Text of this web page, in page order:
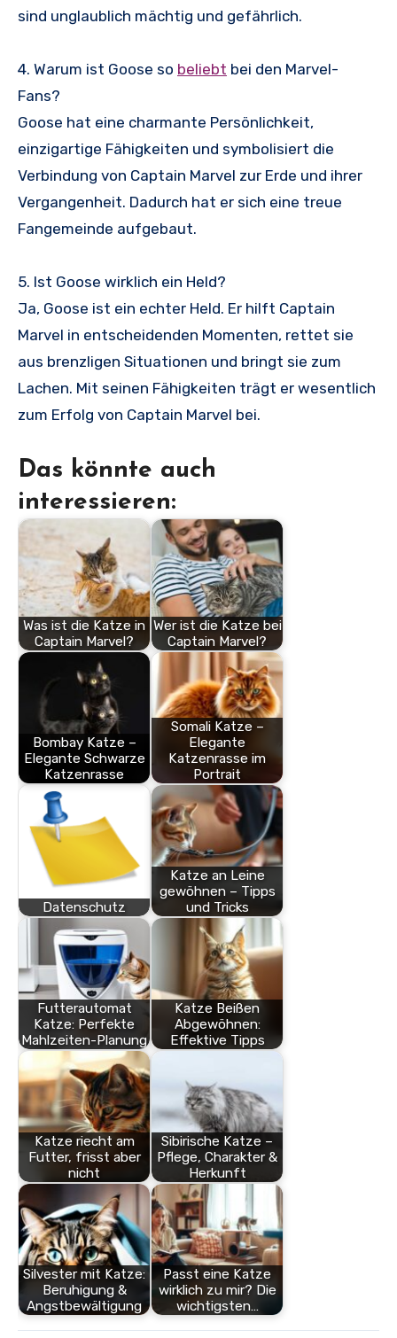
sind unglaublich mächtig und gefährlich.
4. Warum ist Goose so beliebt bei den Marvel-
Fans?
Goose hat eine charmante Persönlichkeit,
einzigartige Fähigkeiten und symbolisiert die
Verbindung von Captain Marvel zur Erde und ihrer
Vergangenheit. Dadurch hat er sich eine treue
Fangemeinde aufgebaut.
5. Ist Goose wirklich ein Held?
Ja, Goose ist ein echter Held. Er hilft Captain
Marvel in entscheidenden Momenten, rettet sie
aus brenzligen Situationen und bringt sie zum
Lachen. Mit seinen Fähigkeiten trägt er wesentlich
zum Erfolg von Captain Marvel bei.
Das könnte auch
interessieren:
Was ist die Katze in
Captain Marvel?
Wer ist die Katze bei
Captain Marvel?
Bombay Katze –
Elegante Schwarze
Katzenrasse
Somali Katze –
Elegante
Katzenrasse im
Portrait
Datenschutz
Katze an Leine
gewöhnen – Tipps
und Tricks
Futterautomat
Katze: Perfekte
Mahlzeiten-Planung
Katze Beißen
Abgewöhnen:
Effektive Tipps
Katze riecht am
Futter, frisst aber
nicht
Sibirische Katze –
Pflege, Charakter &
Herkunft
Silvester mit Katze:
Beruhigung &
Angstbewältigung
Passt eine Katze
wirklich zu mir? Die
wichtigsten…